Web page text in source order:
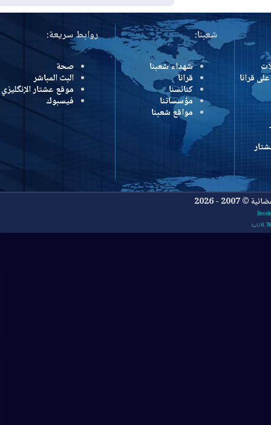
المزيد
شعبنا:
شهداء شعبنا
قرانا
كنائسنا
مؤسساتنا
مواقع شعبنا
روابط سريعة:
صحة
البث المباشر
موقع عشتار الإنگليزي
فيسبوك
2026